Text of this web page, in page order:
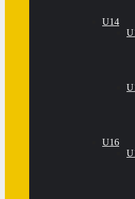
U14
U16